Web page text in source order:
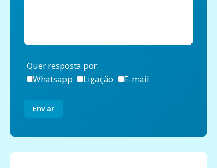
Quer resposta por:
Whatsapp
Ligação E-mail
Enviar